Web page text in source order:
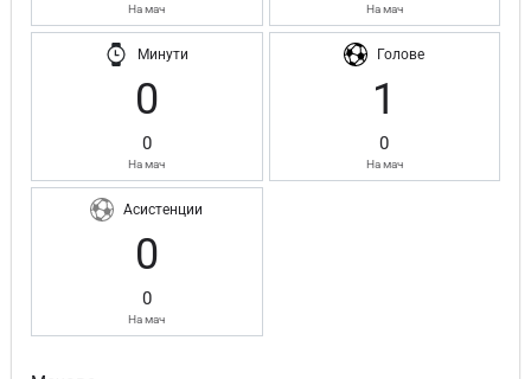
На мач На мач
Минути
0
0
На мач
Голове
1
0
На мач
Асистенции
0
0
На мач